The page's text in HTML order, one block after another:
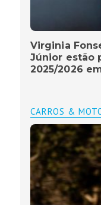
Virginia
Júnior estão
2025/2026
CARROS &